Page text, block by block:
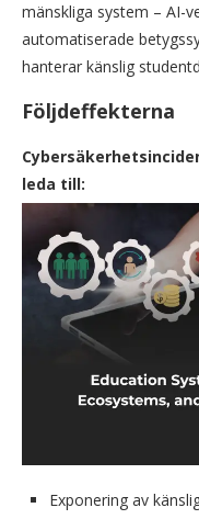
mänskliga system – AI-
automatiserade
hanterar känslig
Följdeffekterna
leda till:
Exponering av